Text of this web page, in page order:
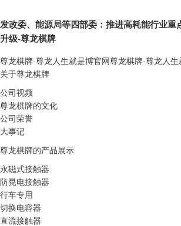
发改委、能源局等四部委：推进高耗能行业重
升级-尊龙棋牌
尊龙棋牌-尊龙人生就是博官网 尊龙棋牌-尊龙人生
关于尊龙棋牌
公司视频
尊龙棋牌的文化
公司荣誉
大事记
尊龙棋牌的产品展示
永磁式接触器
防晃电接触器
行车专用
切换电容器
直流接触器